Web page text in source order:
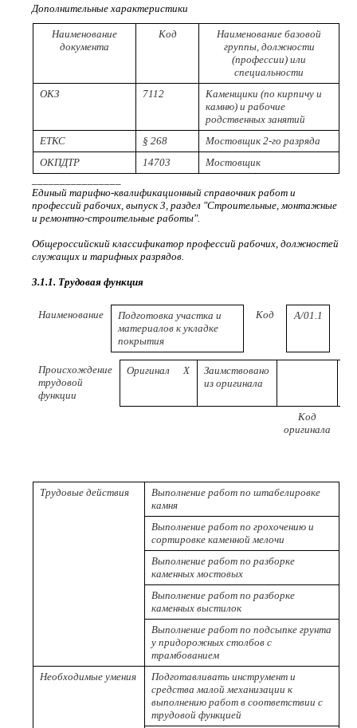
Дополнительные характеристики
Наименование
документа
Код
Наименование базовой
группы, должности
(профессии) или
специальности
ОКЗ
7112
Каменщики (по кирпичу и
камню) и рабочие
родственных занятий
ЕТКС
§ 268
Мостовщик 2-го разряда
ОКПДТР
14703
Мостовщик
Единый тарифно-квалификационный справочник работ и
профессий рабочих, выпуск 3, раздел "Строительные, монтажные
и ремонтно-строительные работы".
Общероссийский классификатор профессий рабочих, должностей
служащих и тарифных разрядов.
3.1.1. Трудовая функция
Наименование
Подготовка участка и
материалов к укладке
покрытия
Код A/01.1
Происхождение
трудовой
функции
Оригинал Х
Заимствовано
из оригинала
Код
оригинала
Трудовые действия
Выполнение работ по штабелировке
камня
Выполнение работ по грохочению и
сортировке каменной мелочи
Выполнение работ по разборке
каменных мостовых
Выполнение работ по разборке
каменных выстилок
Выполнение работ по подсыпке грунта
у придорожных столбов с
трамбованием
Необходимые умения
Подготавливать инструмент и
средства малой механизации к
выполнению работ в соответствии с
трудовой функцией